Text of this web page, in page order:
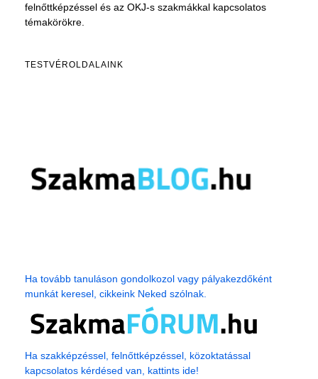
felnőttképzéssel és az OKJ-s szakmákkal kapcsolatos
témakörökre.
TESTVÉROLDALAINK
Ha tovább tanuláson gondolkozol vagy pályakezdőként
munkát keresel, cikkeink Neked szólnak.
Ha szakképzéssel, felnőttképzéssel, közoktatással
kapcsolatos kérdésed van, kattints ide!